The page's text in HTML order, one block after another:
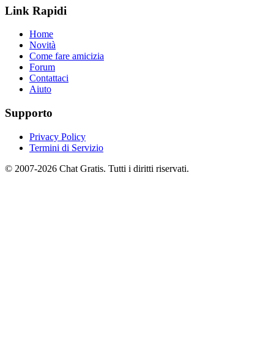
Link Rapidi
Home
Novità
Come fare amicizia
Forum
Contattaci
Aiuto
Supporto
Privacy Policy
Termini di Servizio
© 2007-2026 Chat Gratis. Tutti i diritti riservati.